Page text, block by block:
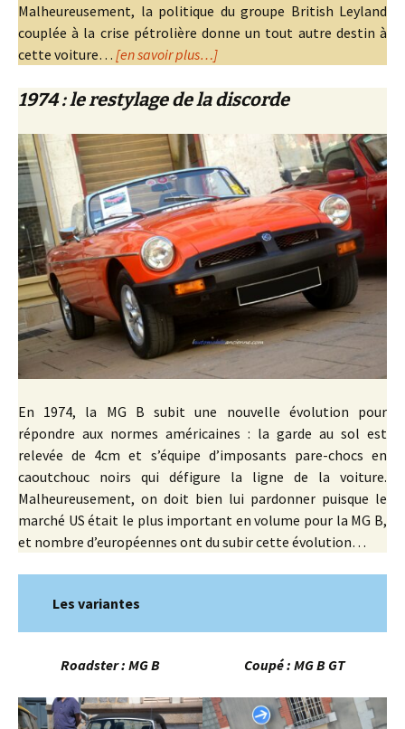
Malheureusement, la politique du groupe British Leyland
couplée à la crise pétrolière donne un tout autre destin à
cette voiture… [en savoir plus…]
1974 : le restylage de la discorde
En 1974, la MG B subit une nouvelle évolution pour
répondre aux normes américaines : la garde au sol est
relevée de 4cm et s’équipe d’imposants pare-chocs en
caoutchouc noirs qui défigure la ligne de la voiture.
Malheureusement, on doit bien lui pardonner puisque le
marché US était le plus important en volume pour la MG B,
et nombre d’européennes ont du subir cette évolution…
Les variantes
Roadster : MG B Coupé : MG B GT